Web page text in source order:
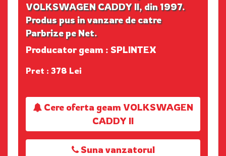
VOLKSWAGEN CADDY II, din 1997.
Produs pus in vanzare de catre
Parbrize pe Net.
Producator geam : SPLINTEX
Pret : 378 Lei
Cere oferta geam VOLKSWAGEN
CADDY II
Suna vanzatorul